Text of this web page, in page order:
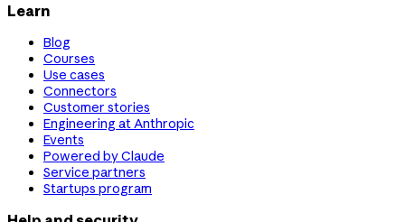
Learn
Blog
Courses
Use cases
Connectors
Customer stories
Engineering at Anthropic
Events
Powered by Claude
Service partners
Startups program